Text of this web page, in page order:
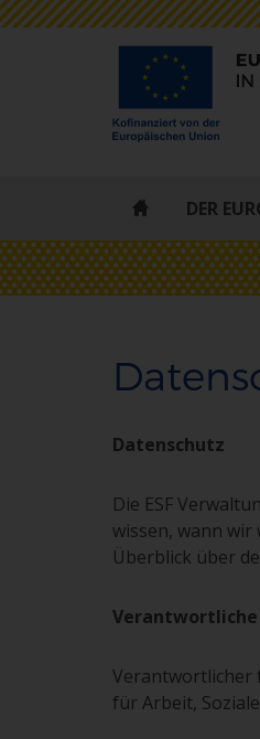
ESF
STARTSEITE
DER
Datenschutz
Die ESF
wissen, wann wir
Überblick über
Verantwortliche
Verantwortlicher
für Arbeit,